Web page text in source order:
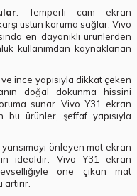
: Temperli cam ekran
üstün koruma sağlar. Vivo
en dayanıklı ürünlerden
kullanımdan kaynaklanan
ince yapısıyla dikkat çeken
doğal dokunma hissini
sunar. Vivo Y31 ekran
ürünler, şeffaf yapısıyla
önleyen mat ekran
idealdir. Vivo Y31 ekran
öne çıkan mat